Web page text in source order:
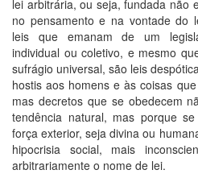
lei arbitrária, ou seja, fundada não
no pensamento e na vontade do
leis que emanam de um
individual ou coletivo, e mesmo
sufrágio universal, são leis
hostis aos homens e às coisas
mas decretos que se obedecem
tendência natural, mas porque
força exterior, seja divina ou
hipocrisia social, mais
arbitrariamente o nome de lei.